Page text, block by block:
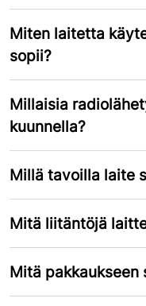
Miten laitetta
sopii?
Millaisia
kuunnella?
Millä tavoilla laite
Mitä liitäntöjä
Mitä pakkaukseen